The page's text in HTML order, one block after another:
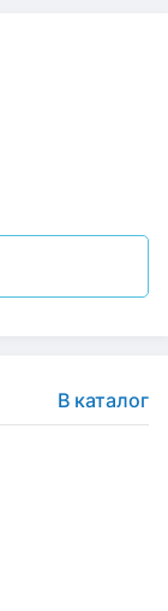
В каталог